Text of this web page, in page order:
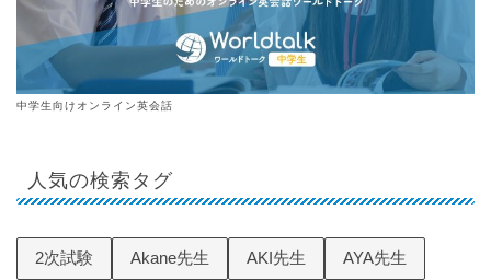
中学生向けオンライン英会話
人気の検索タグ
2次試験 Akane先生 AKI先生 AYA先生